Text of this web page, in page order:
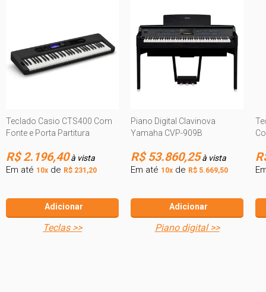
Teclado Casio CTS400 Com
Fonte e Porta Partitura
R$ 2.196,40à vista
Em até 10x de R$ 231,20
Adicionar
teclas >>
Piano Digital Clavinova
Yamaha CVP-909B
R$ 53.860,25à vista
Em até 10x de R$ 5.669,50
Adicionar
piano digital >>